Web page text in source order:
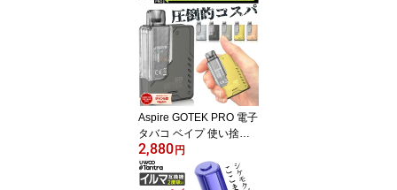
ク 互換 カートリッジ 電
子タバコ VAPE ベイプ リ
キッド 持ち運び シーシ
ャ POD GOTEK X ゴーテ
ックX エックス
Aspire GOTEK PRO 電子
タバコ ベイプ 使い捨て
持ち運び シーシャ POD
スターターキット 本体
電子タバコ タール ニコ
2,880 円